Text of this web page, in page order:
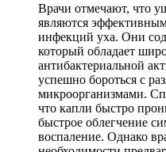
Врачи отмечают, что
являются
инфекций уха. Они
который обладает
антибактериальной
успешно бороться с
микроорганизмами.
что капли быстро
быстрое облегчение
воспаление. Однако